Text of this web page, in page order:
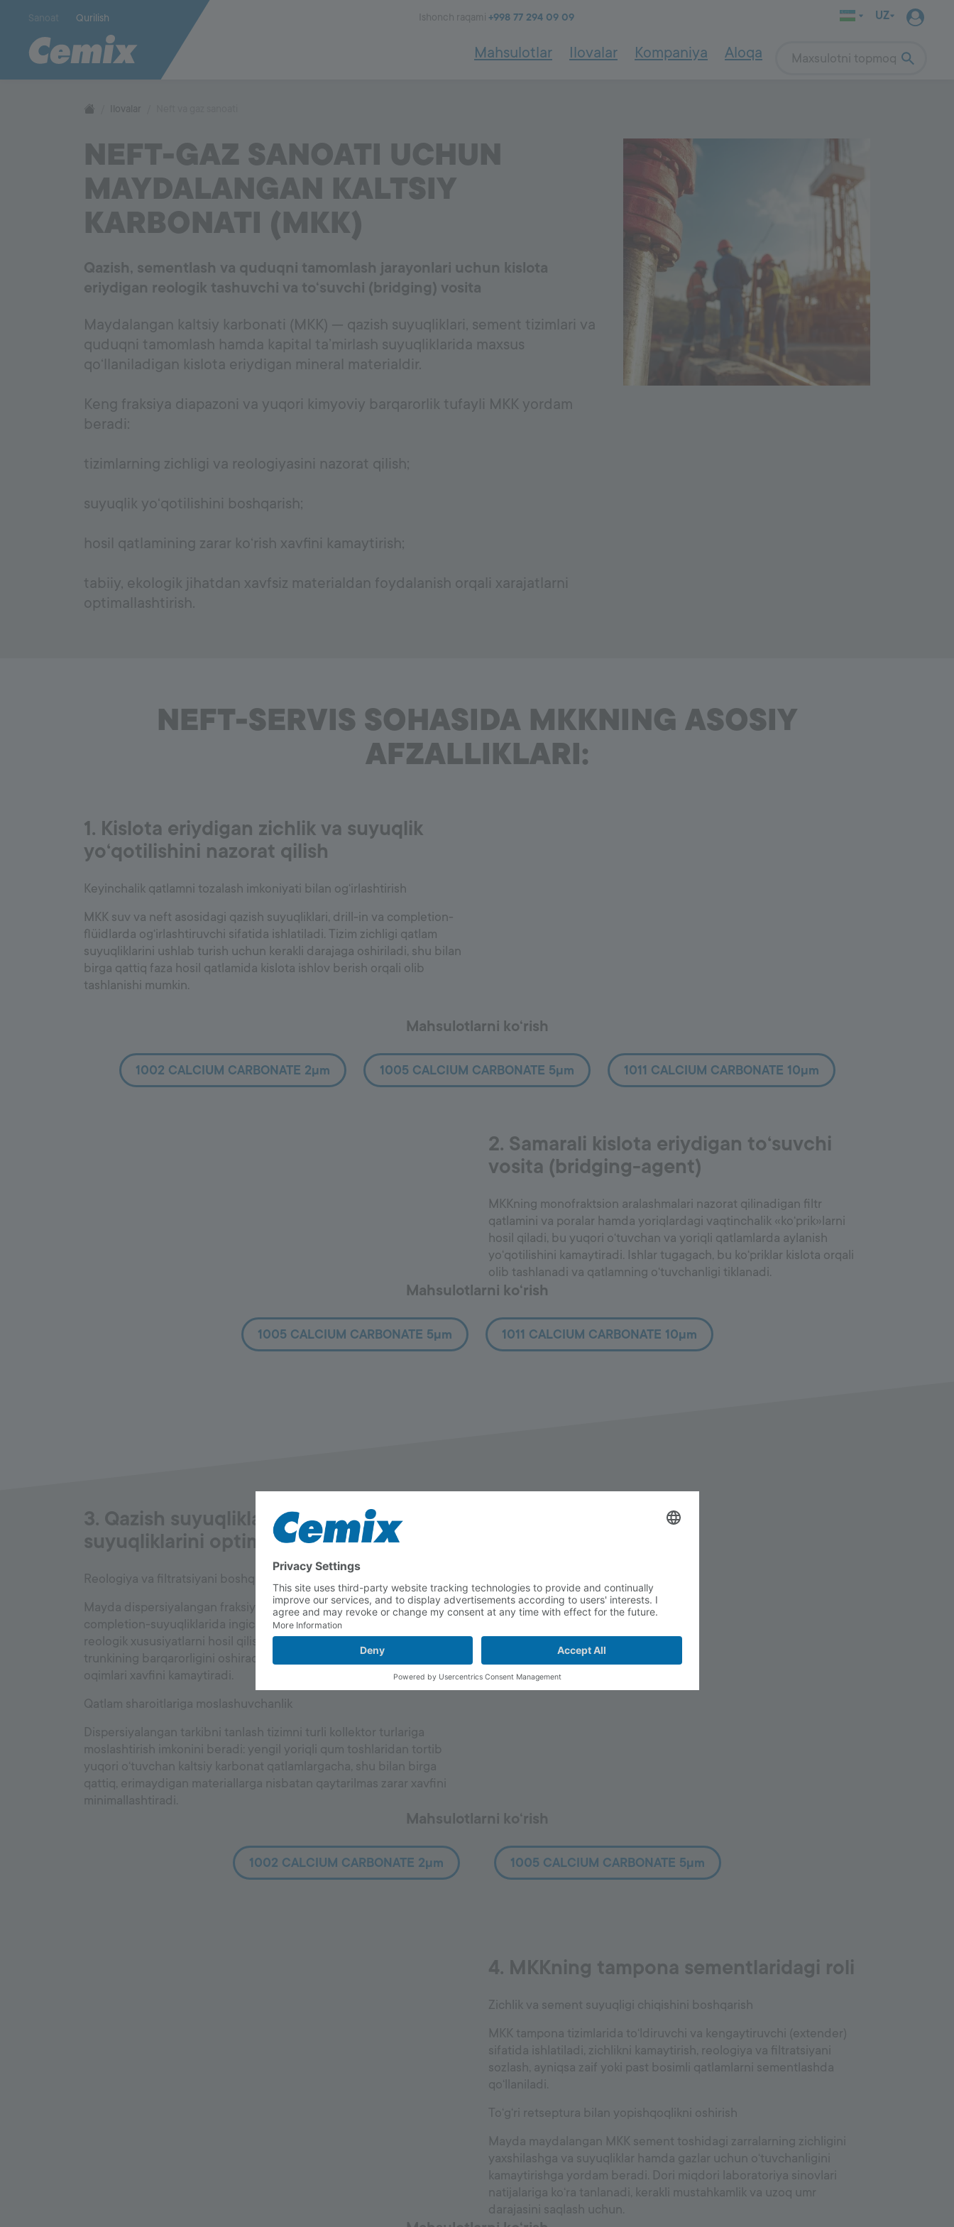
Sanoat Qurilish Ishonch raqami +998 77 294 09 09 UZ
Mahsulotlar Ilovalar
Qurilish va qurilish materiallari Kauchuk va Elastomerlar
Neft va gaz sanoati
Kompaniya Aloqa Search
Ilovalar
NEFT-GAZ SANOATI UCHUN
MAYDALANGAN KALTSIY
KARBONATI (MKK)
Qazish, sementlash va quduqni tamomlash jarayonlari uchun kislota
eriydigan reologik tashuvchi va to‘suvchi (bridging) vosita
Maydalangan kaltsiy karbonati (MKK) — qazish suyuqliklari, sement tizimlari va
quduqni tamomlash hamda kapital ta’mirlash suyuqliklarida maxsus
qo‘llaniladigan kislota eriydigan mineral materialdir.
Keng fraksiya diapazoni va yuqori kimyoviy barqarorlik tufayli MKK yordam
beradi:
tizimlarning zichligi va reologiyasini nazorat qilish;
suyuqlik yo‘qotilishini boshqarish;
hosil qatlamining zarar ko‘rish xavfini kamaytirish;
tabiiy, ekologik jihatdan xavfsiz materialdan foydalanish orqali xarajatlarni
optimallashtirish.
NEFT-SERVIS SOHASIDA MKKNING ASOSIY
AFZALLIKLARI:
1. Kislota eriydigan zichlik va suyuqlik
yo‘qotilishini nazorat qilish
Keyinchalik qatlamni tozalash imkoniyati bilan og‘irlashtirish
MKK suv va neft asosidagi qazish suyuqliklari, drill-in va completion-
flüidlarda og‘irlashtiruvchi sifatida ishlatiladi. Tizim zichligi qatlam
suyuqliklarini ushlab turish uchun kerakli darajaga oshiriladi, shu bilan
birga qattiq faza hosil qatlamida kislota ishlov berish orqali olib
tashlanishi mumkin.
Mahsulotlarni ko‘rish
1002 CALCIUM CARBONATE 2µm 1005 CALCIUM CARBONATE 5µm 1011 CALCIUM CARBONATE 10µm
2. Samarali kislota eriydigan to‘suvchi
vosita (bridging-agent)
MKKning monofraktsion aralashmalari nazorat qilinadigan filtr
qatlamini va poralar hamda yoriqlardagi vaqtinchalik «ko‘prik»larni
hosil qiladi, bu yuqori o‘tuvchan va yoriqli qatlamlarda aylanish
yo‘qotilishini kamaytiradi. Ishlar tugagach, bu ko‘priklar kislota orqali
olib tashlanadi va qatlamning o‘tuvchanligi tiklanadi.
Mahsulotlarni ko‘rish
1005 CALCIUM CARBONATE 5µm 1011 CALCIUM CARBONATE 10µm
3. Qazish suyuqliklari va tamomlash
suyuqliklarini optimallashtirish
Reologiya va filtratsiyani boshqarish
Mayda dispersiyalangan fraksiyalar (D₅₀ ~ 5 mikron) drill-in va
completion-suyuqliklarida ingichka, zich filtr qatlamini va barqaror
reologik xususiyatlarni hosil qilish uchun qo‘llaniladi. Bu quduq
trunkining barqarorligini oshiradi, tiqilishlar va nazoratsiz kirish
oqimlari xavfini kamaytiradi.
Qatlam sharoitlariga moslashuvchanlik
Dispersiyalangan tarkibni tanlash tizimni turli kollektor turlariga
moslashtirish imkonini beradi: yengil yoriqli qum toshlaridan tortib
yuqori o‘tuvchan kaltsiy karbonat qatlamlargacha, shu bilan birga
qattiq, erimaydigan materiallarga nisbatan qaytarilmas zarar xavfini
minimallashtiradi.
Mahsulotlarni ko‘rish
1002 CALCIUM CARBONATE 2µm 1005 CALCIUM CARBONATE 5µm
4. MKKning tampona sementlaridagi roli
Zichlik va sement suyuqligi chiqishini boshqarish
MKK tampona tizimlarida to‘ldiruvchi va kengaytiruvchi (extender)
sifatida ishlatiladi, zichlikni kamaytirish, reologiya va filtratsiyani
sozlash, ayniqsa zaif yoki past bosimli qatlamlarni sementlashda
qo‘llaniladi.
To‘g‘ri retseptura bilan yopishqoqlikni oshirish
Mayda maydalangan MKK sement toshidagi zarralarning zichligini
yaxshilashga va suyuqliklar hamda gazlar uchun o‘tuvchanligini
kamaytirishga yordam beradi. Dori miqdori laboratoriya sinovlari
natijalariga ko‘ra tanlanadi, kerakli mustahkamlik va uzoq umr
darajasini saqlash uchun.